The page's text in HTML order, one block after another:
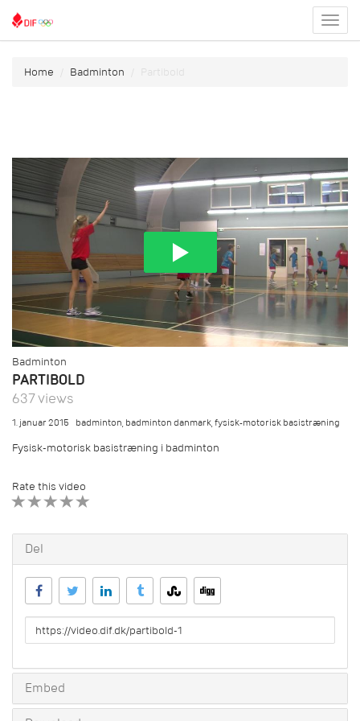
menu
Home Badminton Partibold
Badminton
PARTIBOLD
637 views
1. januar 2015 badminton,badminton danmark,fysisk-motorisk basistræning
Fysisk-motorisk basistræning i badminton
Rate this video
Del
URL
to
Embed